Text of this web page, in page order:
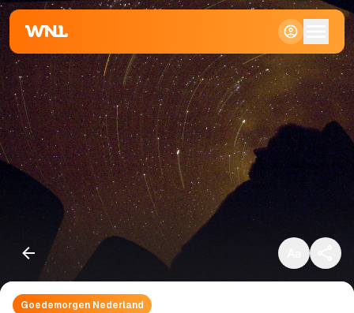
Goedemorgen Nederland